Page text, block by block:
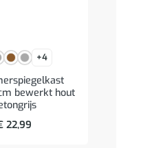
+4
bewerkt hout
22,99